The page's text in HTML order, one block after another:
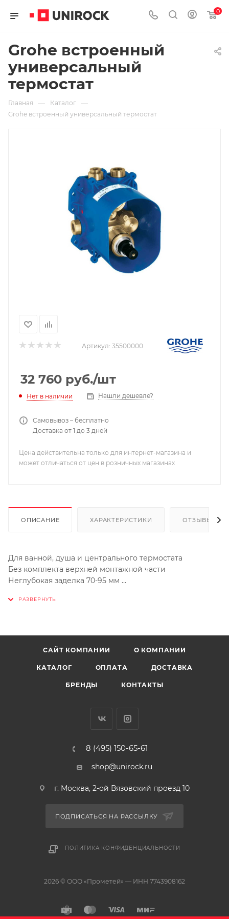
0
Grohe встроенный
универсальный
термостат
Главная — Каталог —
Grohe встроенный универсальный термостат
Артикул: 35500000
32 760 руб./шт
Нет в наличии Нашли дешевле?
Самовывоз – бесплатно
Доставка от 1 до 3 дней
Цена действительна только для интернет-магазина и
может отличаться от цен в розничных магазинах
ОПИСАНИЕ ХАРАКТЕРИСТИКИ ОТЗЫВЫ
Для ванной, душа и центрального термостата
Без комплекта верхней монтажной части
Неглубокая заделка 70-95 мм
проверен на заводе
всех выводов
2 вывода сверху по 1/2
вентилем
Надежный монтаж благодаря прочному корпусу и
Корпус из латуни с низким содержанием цинка
Класс шума I по Din 4109
Grohe EcoJoy - технология совершенного потока при
САЙТ КОМПАНИИ О КОМПАНИИ
КАТАЛОГ ОПЛАТА ДОСТАВКА
БРЕНДЫ КОНТАКТЫ
8 (495) 150-65-61
shop@unirock.ru
г. Москва, 2-ой Вязовский проезд 10
ПОДПИСАТЬСЯ НА РАССЫЛКУ
ПОЛИТИКА КОНФИДЕНЦИАЛЬНОСТИ
2026 © ООО «Прометей» — ИНН 7743908162